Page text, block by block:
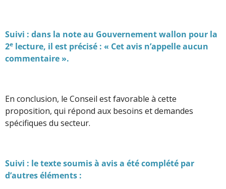
Suivi : dans la note au Gouvernement wallon pour la
2e lecture, il est précisé : « Cet avis n’appelle aucun
commentaire ».
En conclusion, le Conseil est favorable à cette
proposition, qui répond aux besoins et demandes
spécifiques du secteur.
Suivi : le texte soumis à avis a été complété par
d’autres éléments :